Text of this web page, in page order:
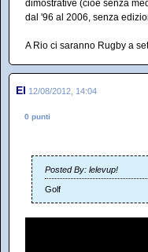
dimostrative (cioè senza
dal '96 al 2006, senza
A Rio ci saranno Rugby a
El 12/08/2012, 14:04
0 punti
Posted By: lelevup!
Golf